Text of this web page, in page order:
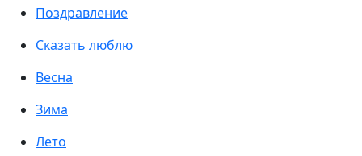
Поздравление
Сказать люблю
Весна
Зима
Лето